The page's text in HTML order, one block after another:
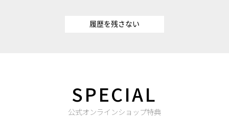
履歴を残さない
SPECIAL
公式オンラインショップ特典